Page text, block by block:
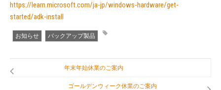
https://learn.microsoft.com/ja-jp/windows-hardware/get-
started/adk-install
お知らせ バックアップ製品
年末年始休業のご案内
ゴールデンウィーク休業のご案内